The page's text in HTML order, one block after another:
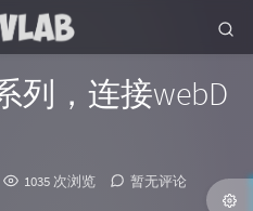
列，连接webD
1035 次浏览
暂无评论